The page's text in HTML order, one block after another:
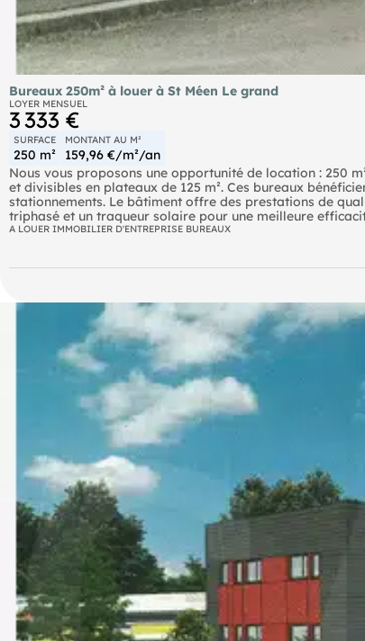
Bureaux 250m² à louer à St Méen Le grand
LOYER MENSUEL
3 333 €
SURFACE
250 m²
MONTANT AU M²
159,96 €/m²/an
Nous vous proposons une opportunité de location : 250
et divisibles en plateaux de 125 m². Ces bureaux
stationnements. Le bâtiment offre des prestations de
triphasé et un traqueur solaire pour une meilleure
A LOUER IMMOBILIER D'ENTREPRISE BUREAUX